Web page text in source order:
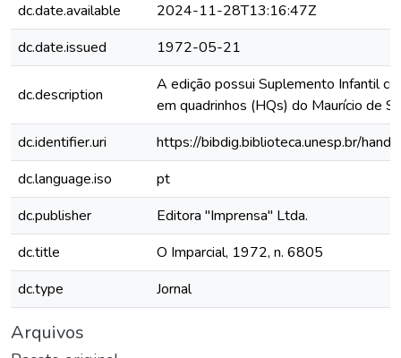
dc.date.available
2024-11-28T13:16:47Z
dc.date.issued
1972-05-21
dc.description
A edição possui Suplemento Infantil
em quadrinhos (HQs) do Maurício de
dc.identifier.uri
https://bibdig.biblioteca.unesp.br/
dc.language.iso
pt
dc.publisher
Editora "Imprensa" Ltda.
dc.title
O Imparcial, 1972, n. 6805
dc.type
Jornal
Arquivos